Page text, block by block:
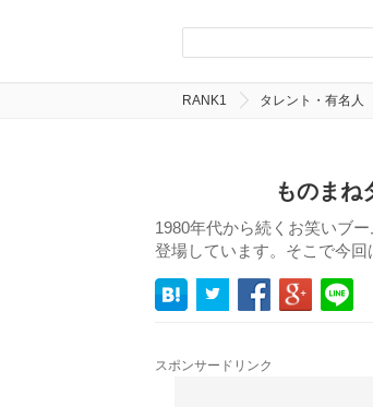
RANK1 タレント・有名人
ものまね
1980年代から続くお笑いブ
登場しています。そこで今回
スポンサードリンク